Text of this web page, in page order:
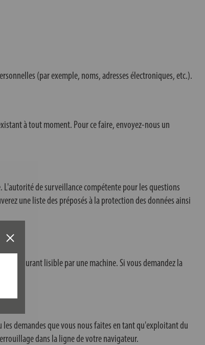
(par exemple, noms, adresses électroniques, etc.).
à tout moment. Pour ce faire, envoyez-nous un
de surveillance compétente pour les questions
une liste des préposés à la protection des données ainsi
courant lisible par une machine. Si vous demandez la
demandes que vous nous faites en tant qu'exploitant du
dans la ligne de votre navigateur.